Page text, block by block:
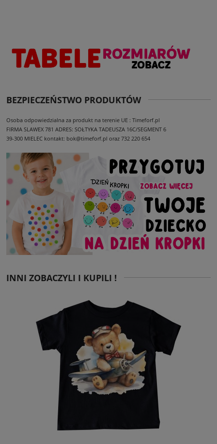
BEZPIECZEŃSTWO PRODUKTÓW
Osoba odpowiedzialna za produkt na terenie UE : Timeforf.pl
FIRMA SLAWEX 781 ADRES: SOŁTYKA TADEUSZA 16C/SEGMENT 6
39-300 MIELEC kontakt: bok@timeforf.pl oraz 732 220 654
INNI ZOBACZYLI I KUPILI !